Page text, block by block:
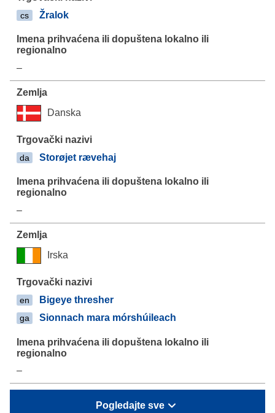
cs Žralok
–
Danska
da Storøjet rævehaj
–
Irska
en Bigeye thresher
ga Sionnach mara mórshúileach
–
Pogledajte sve